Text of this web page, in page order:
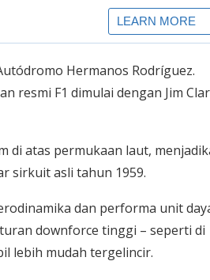
Hermanos Rodríguez.
resmi F1 dimulai dengan Jim
di atas permukaan laut,
sirkuit asli tahun 1959.
dan performa unit
downforce tinggi – seperti di
lebih mudah tergelincir.